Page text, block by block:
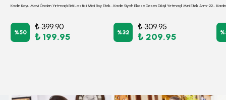
Kadın Koyu Mavi Önden Yırtmaçlı Beli Lastikli Midi Boy Etek ARM-26K001037
%50
₺ 399.90
₺ 199.95
Kadın Siyah Ekose Desen Dikişli Yırtmaçlı Mini Etek Arm-22y001196
%32
₺ 309.95
₺ 209.95 %